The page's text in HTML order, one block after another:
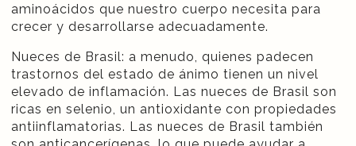
aminoácidos que nuestro cuerpo necesita para
crecer y desarrollarse adecuadamente.
Nueces de Brasil: a menudo, quienes padecen
trastornos del estado de ánimo tienen un nivel
elevado de inflamación. Las nueces de Brasil son
ricas en selenio, un antioxidante con propiedades
antiinflamatorias. Las nueces de Brasil también